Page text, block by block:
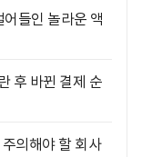
들인 놀라운 액
후 바뀐 결제 순
의해야 할 회사